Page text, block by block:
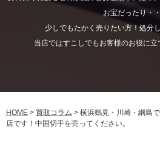
お宝だったり・・
少しでもたかく売りたい方！処分
当店ではすこしでもお客様のお役に立
HOME > 買取コラム > 横浜鶴見・川崎・綱島
店です！中国切手を売ってください。